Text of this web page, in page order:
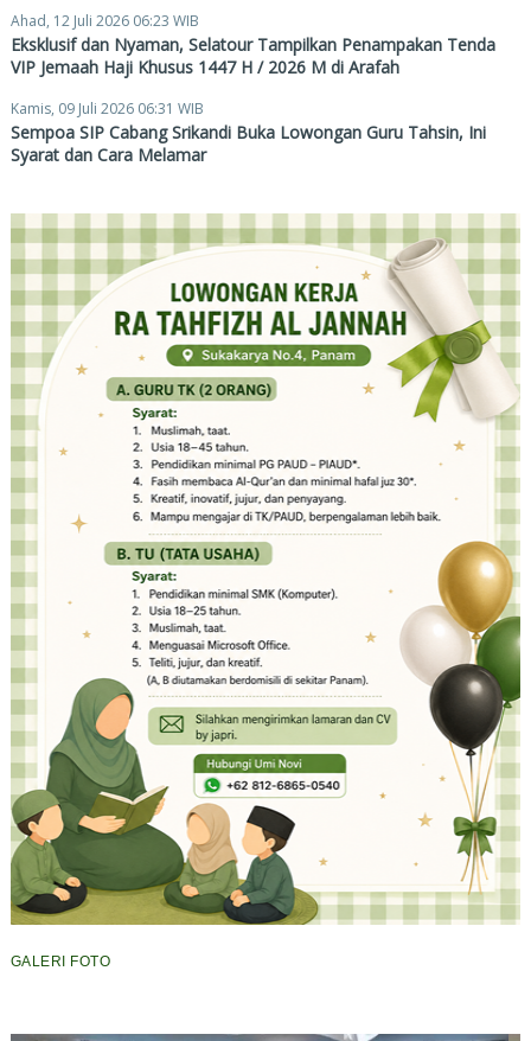
Ahad, 12 Juli 2026 06:23 WIB
Eksklusif dan Nyaman, Selatour Tampilkan Penampakan Tenda
VIP Jemaah Haji Khusus 1447 H / 2026 M di Arafah
Kamis, 09 Juli 2026 06:31 WIB
Sempoa SIP Cabang Srikandi Buka Lowongan Guru Tahsin, Ini
Syarat dan Cara Melamar
GALERI FOTO